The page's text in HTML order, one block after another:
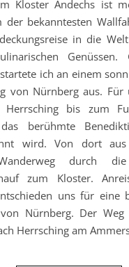
der bekanntesten
in die
Genüssen.
ich an einem
von Nürnberg aus.
Herrsching bis zum
berühmte
wird. Von dort
durch die
zum Kloster.
uns für eine
Nürnberg. Der
Herrsching am